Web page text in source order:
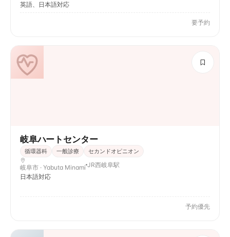
英語、日本語対応
要予約
岐阜ハートセンター
循環器科 一般診療 セカンドオピニオン
岐阜市 · Yabuta Minami JR西岐阜駅
日本語対応
予約優先